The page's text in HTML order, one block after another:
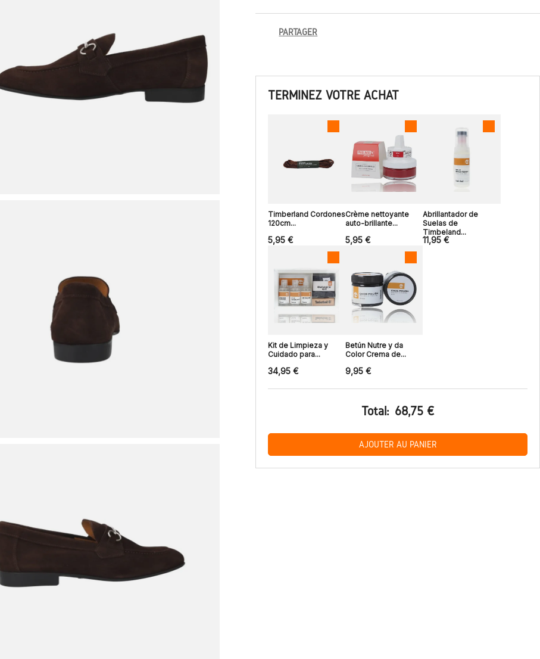
PARTAGER
TERMINEZ VOTRE ACHAT
Timberland Cordones
120cm...
5,95 €
Crème nettoyante
auto-brillante...
5,95 €
Abrillantador de
Suelas de
Timbeland...
11,95 €
Kit de Limpieza y
Cuidado para...
34,95 €
Betún Nutre y da
Color Crema de...
9,95 €
Total: 68,75 €
AJOUTER AU PANIER